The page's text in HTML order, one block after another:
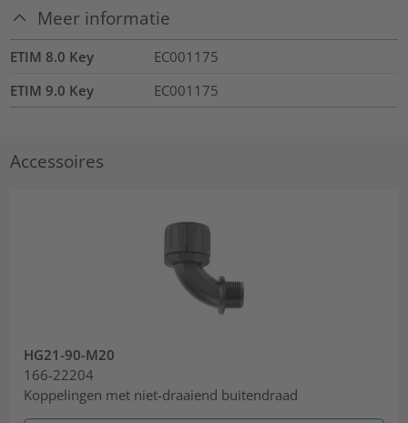
Meer informatie
ETIM 8.0 Key
EC001175
ETIM 9.0 Key
EC001175
Accessoires
HG21-90-M20
166-22204
Koppelingen met niet-draaiend buitendraad